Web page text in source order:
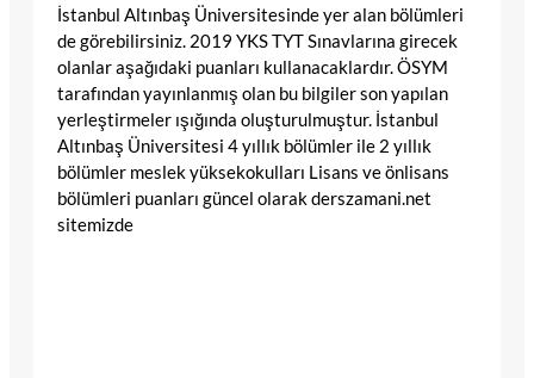
İstanbul Altınbaş Üniversitesinde yer alan bölümleri
de görebilirsiniz. 2019 YKS TYT Sınavlarına girecek
olanlar aşağıdaki puanları kullanacaklardır. ÖSYM
tarafından yayınlanmış olan bu bilgiler son yapılan
yerleştirmeler ışığında oluşturulmuştur. İstanbul
Altınbaş Üniversitesi 4 yıllık bölümler ile 2 yıllık
bölümler meslek yüksekokulları Lisans ve önlisans
bölümleri puanları güncel olarak derszamani.net
sitemizde